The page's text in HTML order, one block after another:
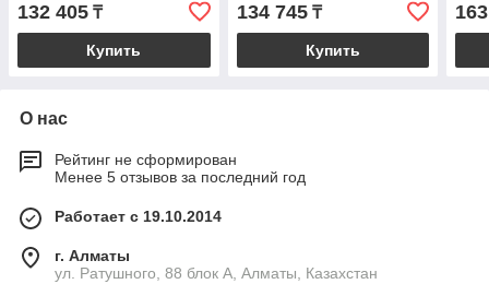
132 405 ₸
Купить
134 745₸
Купить
О нас
Рейтинг не сформирован
Менее 5 отзывов за последний год
Работает с 19.10.2014
г. Алматы
ул. Ратушного, 88 блок A, Алматы, Казахстан